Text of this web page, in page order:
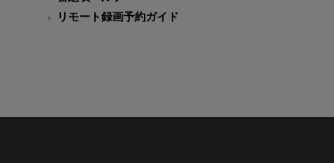
リモート録画予約ガイド